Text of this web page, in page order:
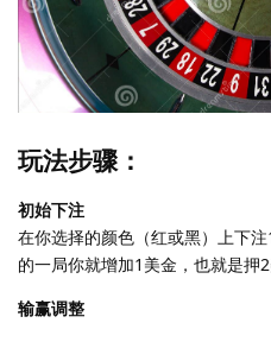
玩法步骤：
初始下注
在你选择的颜色（红或黑）上下
的一局你就增加1美金，也就是押2
输赢调整